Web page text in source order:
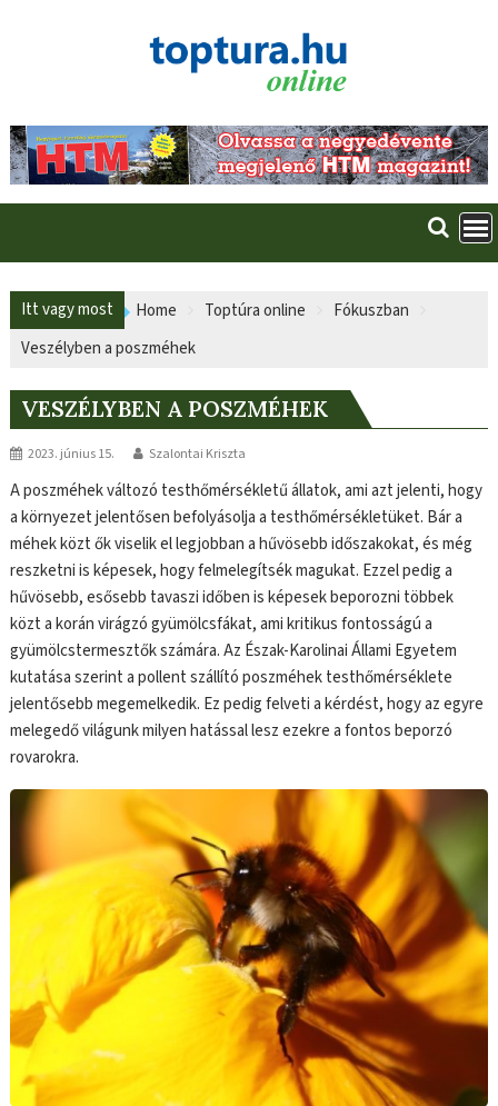
Itt vagy most Home Toptúra online
Fókuszban
Veszélyben a poszméhek
VESZÉLYBEN A POSZMÉHEK
2023. június 15. Szalontai Kriszta
A poszméhek változó testhőmérsékletű állatok, ami azt jelenti, hogy
a környezet jelentősen befolyásolja a testhőmérsékletüket. Bár a
méhek közt ők viselik el legjobban a hűvösebb időszakokat, és még
reszketni is képesek, hogy felmelegítsék magukat. Ezzel pedig a
hűvösebb, esősebb tavaszi időben is képesek beporozni többek
közt a korán virágzó gyümölcsfákat, ami kritikus fontosságú a
gyümölcstermesztők számára. Az Észak-Karolinai Állami Egyetem
kutatása szerint a pollent szállító poszméhek testhőmérséklete
jelentősebb megemelkedik. Ez pedig felveti a kérdést, hogy az egyre
melegedő világunk milyen hatással lesz ezekre a fontos beporzó
rovarokra.